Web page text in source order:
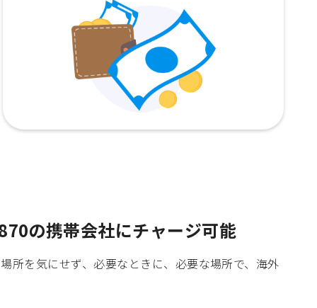
の携帯会社にチャージ可能
所を気にせず、必要なときに、必要な場所で、海外